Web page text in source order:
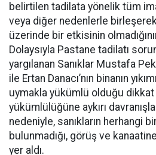
belirtilen tadilata yönelik tüm
veya diğer nedenlerle birleşerek
üzerinde bir etkisinin
Dolaysıyla Pastane tadilatı
yargılanan Sanıklar Mustafa
ile Ertan Danacı’nın binanın
uymakla yükümlü olduğu
yükümlülüğüne aykırı
nedeniyle, sanıkların herhangi
bulunmadığı, görüş ve
yer aldı.